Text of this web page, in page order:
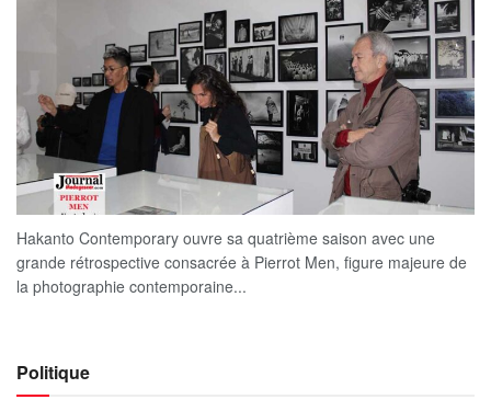
Hakanto Contemporary ouvre sa quatrième saison avec une
grande rétrospective consacrée à Pierrot Men, figure majeure de
la photographie contemporaine...
Politique